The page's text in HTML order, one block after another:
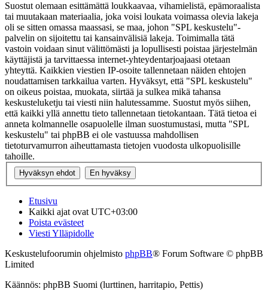
Suostut olemaan esittämättä loukkaavaa, vihamielistä, epämoraalista
tai muutakaan materiaalia, joka voisi loukata voimassa olevia lakeja
oli se sitten omassa maassasi, se maa, johon "SPL keskustelu"-
palvelin on sijoitettu tai kansainvälisiä lakeja. Toimimalla tätä
vastoin voidaan sinut välittömästi ja lopullisesti poistaa järjestelmän
käyttäjistä ja tarvittaessa internet-yhteydentarjoajaasi otetaan
yhteyttä. Kaikkien viestien IP-osoite tallennetaan näiden ehtojen
noudattamisen tarkkailua varten. Hyväksyt, että "SPL keskustelu"
on oikeus poistaa, muokata, siirtää ja sulkea mikä tahansa
keskusteluketju tai viesti niin halutessamme. Suostut myös siihen,
että kaikki yllä annettu tieto tallennetaan tietokantaan. Tätä tietoa ei
anneta kolmannelle osapuolelle ilman suostumustasi, mutta "SPL
keskustelu" tai phpBB ei ole vastuussa mahdollisen
tietoturvamurron aiheuttamasta tietojen vuodosta ulkopuolisille
tahoille.
Etusivu
Kaikki ajat ovat UTC+03:00
Poista evästeet
Viesti Ylläpidolle
Keskustelufoorumin ohjelmisto phpBB® Forum Software © phpBB
Limited
Käännös: phpBB Suomi (lurttinen, harritapio, Pettis)